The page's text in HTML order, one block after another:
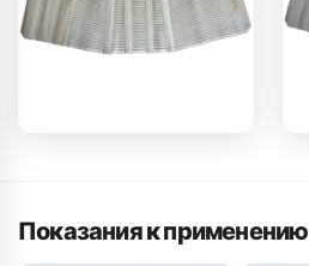
Показания к применению